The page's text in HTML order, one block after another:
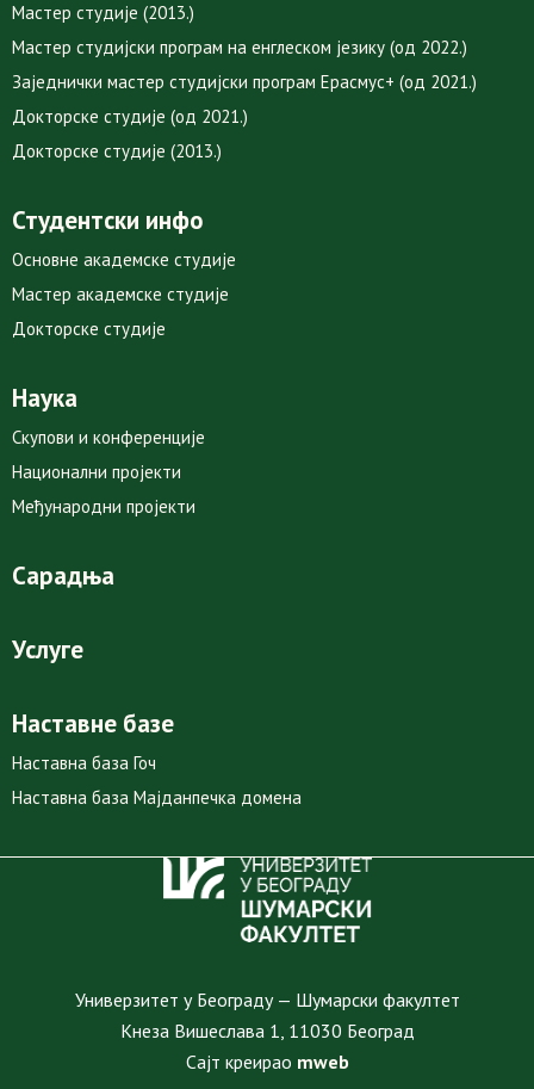
Мастер студије (2013.)
Мастер студијски програм на енглеском језику (од 2022.)
Заједнички мастер студијски програм Ерасмус+ (од 2021.)
Докторске студије (од 2021.)
Докторске студије (2013.)
Студентски инфо
Основне академске студије
Мастер академске студије
Докторске студије
Наука
Скупови и конференције
Национални пројекти
Међународни пројекти
Сарадња
Услуге
Наставне базе
Наставна база Гоч
Наставна база Мајданпечка домена
Универзитет у Београду — Шумарски факултет
Кнеза Вишеслава 1, 11030 Београд
Сајт креирао mweb